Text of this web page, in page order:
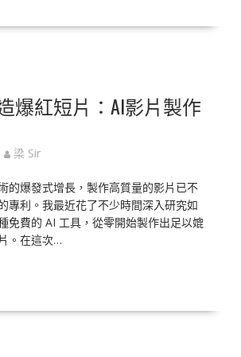
爆紅短片：AI影片製作
梁 Sir
的爆發式增長，製作高質量的影片已不
專利。我最近花了不少時間深入研究如
免費的 AI 工具，從零開始製作出足以媲
。在這次…